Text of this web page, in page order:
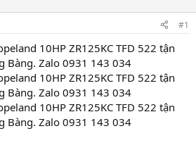
#1
10HP ZR125KC TFD 522 tận
Bàng. Zalo 0931 143 034
10HP ZR125KC TFD 522 tận
Bàng. Zalo 0931 143 034
10HP ZR125KC TFD 522 tận
Bàng. Zalo 0931 143 034